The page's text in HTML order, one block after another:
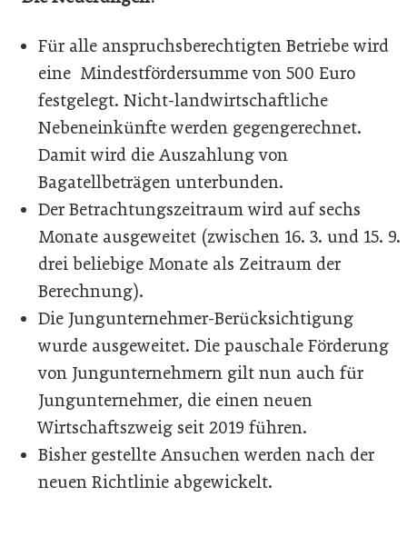
Für alle anspruchsberechtigten Betriebe wird
eine Mindestfördersumme von 500 Euro
festgelegt. Nicht-landwirtschaftliche
Nebeneinkünfte werden gegengerechnet.
Damit wird die Auszahlung von
Bagatellbeträgen unterbunden.
Der Betrachtungszeitraum wird auf sechs
Monate ausgeweitet (zwischen 16. 3. und 15. 9.
drei beliebige Monate als Zeitraum der
Berechnung).
Die Jungunternehmer-Berücksichtigung
wurde ausgeweitet. Die pauschale Förderung
von Jungunternehmern gilt nun auch für
Jungunternehmer, die einen neuen
Wirtschaftszweig seit 2019 führen.
Bisher gestellte Ansuchen werden nach der
neuen Richtlinie abgewickelt.